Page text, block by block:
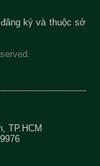
ký và thuộc sở
TP.HCM